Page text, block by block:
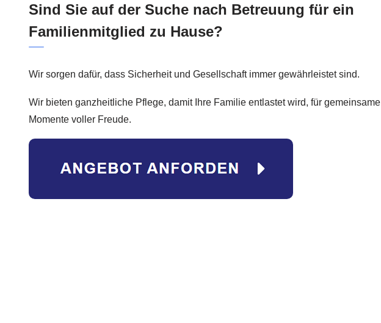
Sind Sie auf der Suche nach Betreuung für ein
Familienmitglied zu Hause?
Wir sorgen dafür, dass Sicherheit und Gesellschaft immer gewährleistet sind.
Wir bieten ganzheitliche Pflege, damit Ihre Familie entlastet wird, für gemeinsame
Momente voller Freude.